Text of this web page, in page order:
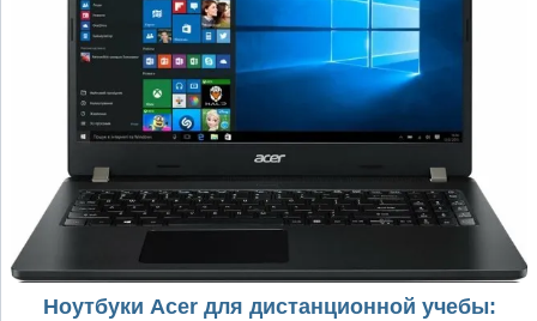
Ноутбуки Acer для дистанционной учебы: